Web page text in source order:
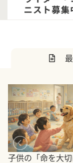
最
子供の「命を大